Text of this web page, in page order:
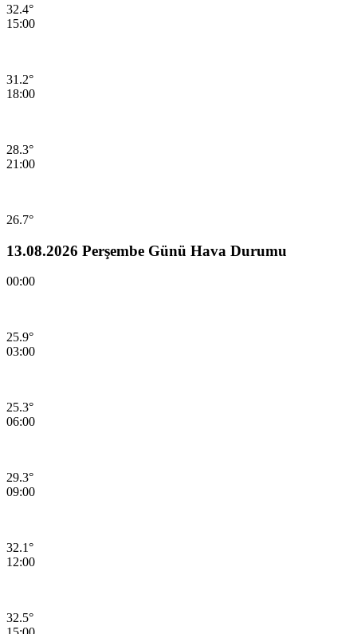
32.4°
15:00
31.2°
18:00
28.3°
21:00
26.7°
13.08.2026 Perşembe Günü Hava Durumu
00:00
25.9°
03:00
25.3°
06:00
29.3°
09:00
32.1°
12:00
32.5°